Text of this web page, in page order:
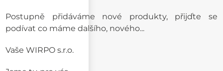
Postupně přidáváme nové produkty, přijďte se
podívat co máme dalšího, nového...
Vaše WIRPO s.r.o.